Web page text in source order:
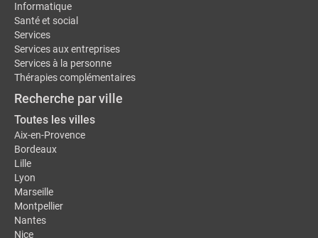
Informatique
Santé et social
Services
Services aux entreprises
Services à la personne
Thérapies complémentaires
Recherche par ville
Toutes les villes
Aix-en-Provence
Bordeaux
Lille
Lyon
Marseille
Montpellier
Nantes
Nice